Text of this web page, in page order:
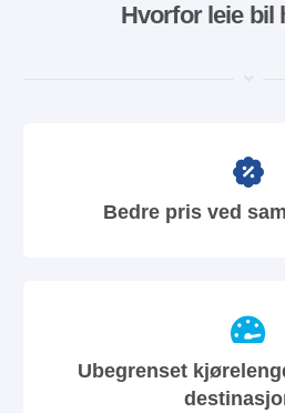
Hvorfor leie bil
Bedre pris ved
Ubegrenset